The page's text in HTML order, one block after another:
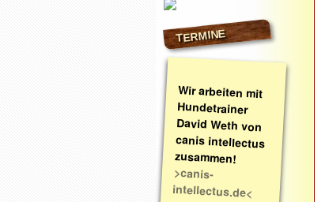
TERMINE
Wir arbeiten mit
Hundetrainer
David Weth von
canis intellectus
zusammen!
>canis-
intellectus.de<